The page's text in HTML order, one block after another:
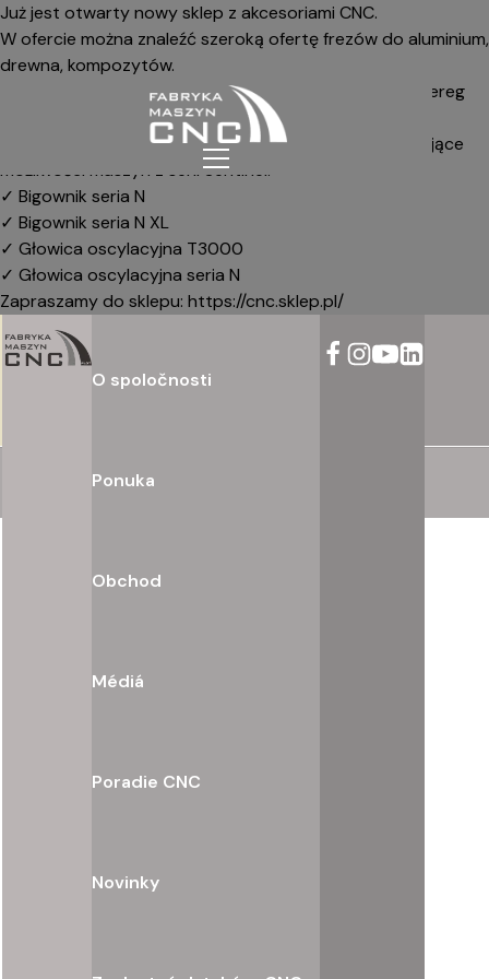
Już jest otwarty nowysklep z akcesoriami CNC.
W ofercie można znaleźć szeroką ofertę frezów do aluminium,
drewna, kompozytów.
Agregaty frezującei osię oscylacyjne – tnące, oraz szereg
innych akcesoriów niezbędnych przy obróbce CNC.
W asortymencie znajdziesz również głowice rozszerzające
możliwości maszyn z serii Sentinel:
✓ Bigownik seria N
✓ Bigownik seria N XL
✓ Głowica oscylacyjna T3000
✓ Głowica oscylacyjna seria N
Zapraszamy do sklepu: https://cnc.sklep.pl/
O spoločnosti
Ponuka
Obchod
Médiá
Poradie CNC
Novinky